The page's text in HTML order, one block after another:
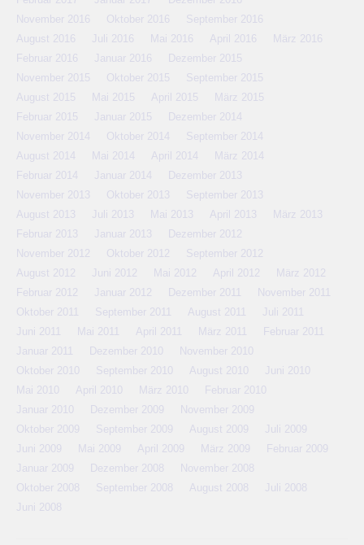
November 2016
Oktober 2016
September 2016
August 2016
Juli 2016 Mai 2016 April 2016
März 2016
Februar 2016
Januar 2016
Dezember 2015
November 2015
Oktober 2015
September 2015
August 2015
Mai 2015 April 2015
März 2015
Februar 2015
Januar 2015
Dezember 2014
November 2014
Oktober 2014
September 2014
August 2014
Mai 2014 April 2014
März 2014
Februar 2014
Januar 2014
Dezember 2013
November 2013
Oktober 2013
September 2013
August 2013
Juli 2013 Mai 2013 April 2013
März 2013
Februar 2013
Januar 2013
Dezember 2012
November 2012
Oktober 2012
September 2012
August 2012
Juni 2012 Mai 2012 April 2012
März 2012
Februar 2012
Januar 2012 Dezember 2011
November 2011
Oktober 2011
September 2011 August 2011
Juli 2011
Juni 2011
Mai 2011 April 2011 März 2011
Februar 2011
Januar 2011
Dezember 2010
November 2010
Oktober 2010
September 2010 August 2010
Juni 2010
Mai 2010
April 2010 März 2010
Februar 2010
Januar 2010
Dezember 2009
November 2009
Oktober 2009
September 2009 August 2009
Juli 2009
Juni 2009
Mai 2009 April 2009 März 2009
Februar 2009
Januar 2009
Dezember 2008
November 2008
Oktober 2008
September 2008 August 2008
Juli 2008
Juni 2008